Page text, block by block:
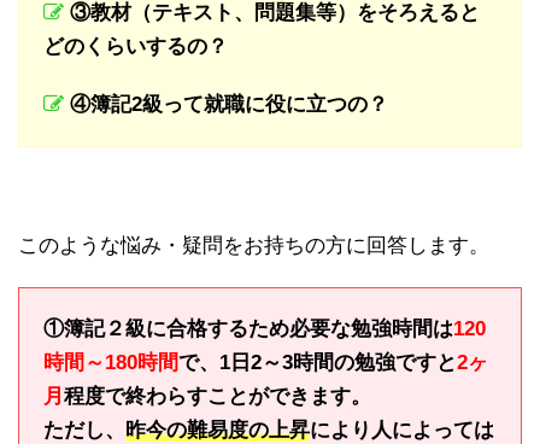
③教材（テキスト、問題集等）をそろえると
どのくらいするの？
④簿記2級って就職に役に立つの？
このような悩み・疑問をお持ちの方に回答します。
①簿記２級に合格するため必要な勉強時間は120
時間～180時間で、1日2～3時間の勉強ですと2ヶ
月 程度で終わらすことができます。
ただし、 昨今の難易度の上昇により人によっては